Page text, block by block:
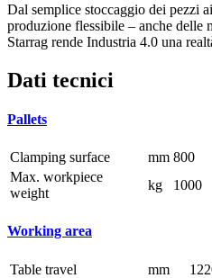
Dal semplice stoccaggio dei pezzi
produzione flessibile – anche delle
Starrag rende Industria 4.0 una
Dati tecnici
Pallets
Clamping surface mm 800
Max. workpiece
weight
kg 1000
Working area
Table travel mm